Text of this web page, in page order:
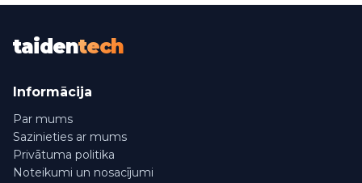
taidentech
Informācija
Par mums
Sazinieties ar mums
Privātuma politika
Noteikumi un nosacījumi